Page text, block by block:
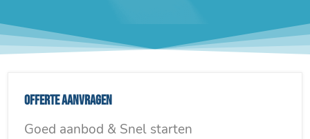
Offerte aanvragen
Goed aanbod & Snel starten